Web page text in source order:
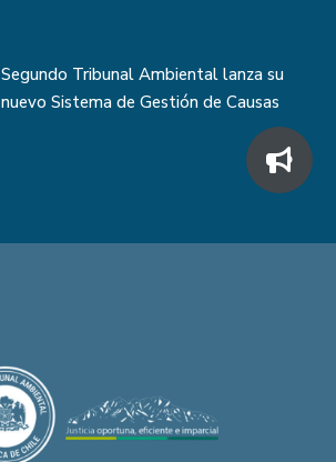
Segundo Tribunal Ambiental lanza su
nuevo Sistema de Gestión de Causas